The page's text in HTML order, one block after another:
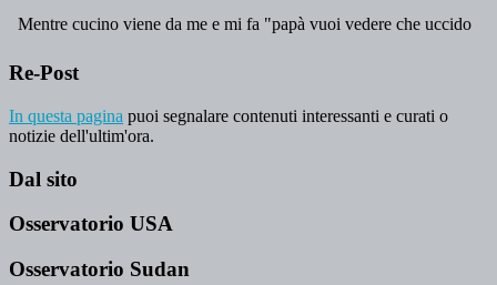
Re-Post
In questa pagina puoi segnalare contenuti interessanti e curati o
notizie dell'ultim'ora.
Dal sito
Osservatorio USA
Osservatorio Sudan